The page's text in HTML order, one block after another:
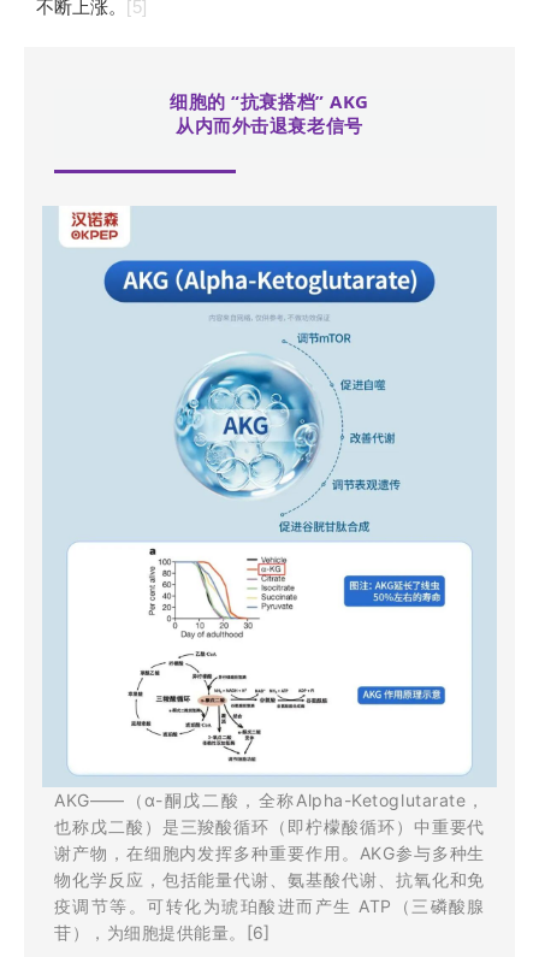
不断上涨。 [5]
细胞的 “抗衰搭档” AKG
从内而外击退衰老信号
AKG——（α-酮戊二酸，全称Alpha-Ketoglutarate，
也称戊二酸）是三羧酸循环（即柠檬酸循环）中重要代
谢产物，在细胞内发挥多种重要作用。AKG参与多种生
物化学反应，包括能量代谢、氨基酸代谢、抗氧化和免
疫调节等。可转化为琥珀酸进而产生 ATP（三磷酸腺
苷），为细胞提供能量。
[6]